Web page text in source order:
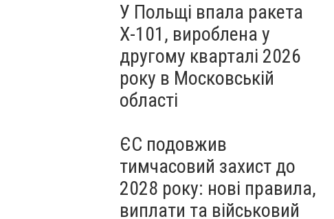
У Польщі впала ракета
Х-101, вироблена у
другому кварталі 2026
року в Московській
області
ЄС подовжив
тимчасовий захист до
2028 року: нові правила,
виплати та військовий